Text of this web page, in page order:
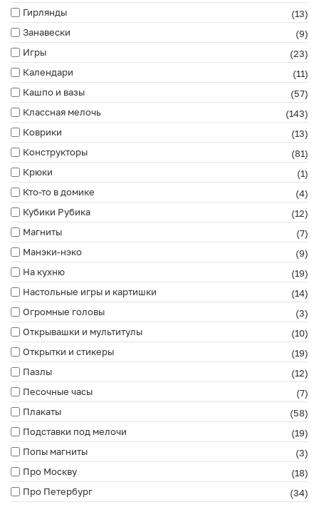
Гирлянды
(13)
Занавески
(9)
Игры
(23)
Календари
(11)
Кашпо и вазы
(57)
Классная мелочь
(143)
Коврики
(13)
Конструкторы
(81)
Крюки
(1)
Кто-то в домике
(4)
Кубики Рубика
(12)
Магниты
(7)
Манэки-нэко
(9)
На кухню
(19)
Настольные игры и картишки
(14)
Огромные головы
(3)
Открывашки и мультитулы
(10)
Открытки и стикеры
(19)
Пазлы
(12)
Песочные часы
(7)
Плакаты
(58)
Подставки под мелочи
(19)
Попы магниты
(3)
Про Москву
(18)
Про Петербург
(34)